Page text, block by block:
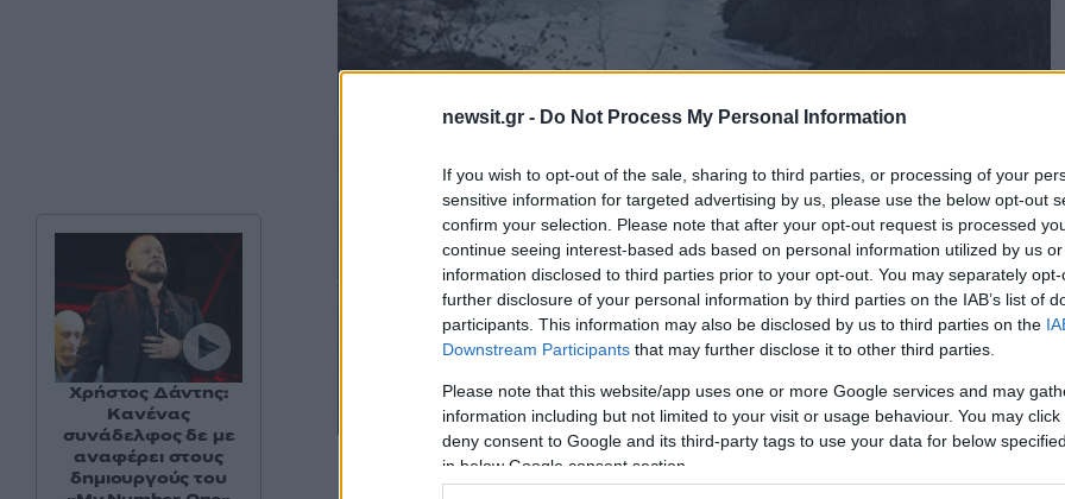
newsit.gr - Do Not Process My Personal Information
If you wish to opt-out of the sale, sharing to third parties, or processing of your
sensitive information for targeted advertising by us, please use the below opt-out
confirm your selection. Please note that after your opt-out request is processed
continue seeing interest-based ads based on personal information utilized by us
information disclosed to third parties prior to your opt-out. You may separately
further disclosure of your personal information by third parties on the IAB’s list of
participants. This information may also be disclosed by us to third parties on the
Downstream Participants that may further disclose it to other third parties.
Please note that this website/app uses one or more Google services and may
information including but not limited to your visit or usage behaviour. You may
deny consent to Google and its third-party tags to use your data for below
in below Google consent section.
trikalavoice
Χρήστος Δάντης:
Κανένας
συνάδελφος δε με
αναφέρει στους
δημιουργούς του